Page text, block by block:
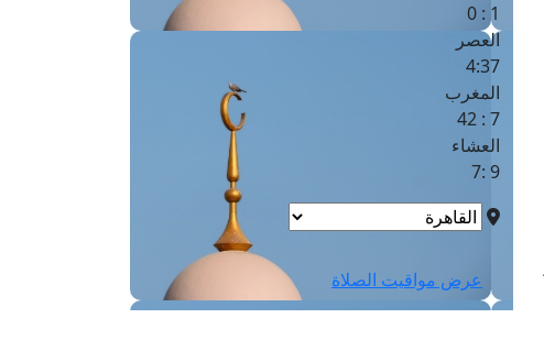
1 : 0
العصر
4:37
المغرب
7 : 42
العشاء
9 :7
عرض مواقيت الصلاة